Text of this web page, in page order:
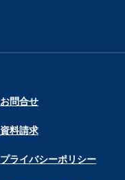
お問合せ
資料請求
プライバシーポリシー